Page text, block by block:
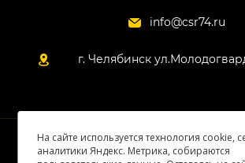
info@csr74.ru
г. Челябинск
© 2026 Все права защищены
На сайте используется технология cookie,
аналитики Яндекс. Метрика, собираются